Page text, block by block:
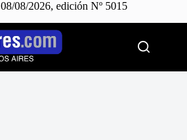
08/2026, edición Nº 5015